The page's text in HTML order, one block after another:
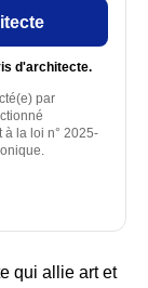
d'architecte.
par
à la loi n° 2025-
qui allie art et